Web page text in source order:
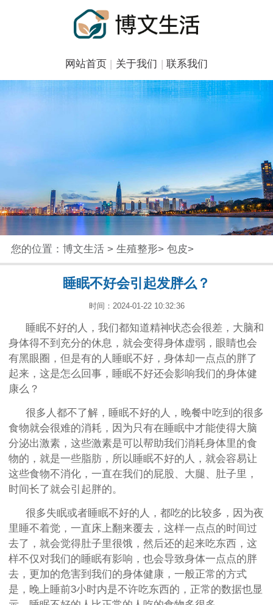
网站首页 关于我们 联系我们
您的位置： 博文生活> 生殖整形> 包皮>
睡眠不好会引起发胖么？
时间：2024-01-22 10:32:36
睡眠不好的人，我们都知道精神状态会很差，大脑和
身体得不到充分的休息，就会变得身体虚弱，眼睛也会
有黑眼圈，但是有的人睡眠不好，身体却一点点的胖了
起来，这是怎么回事，睡眠不好还会影响我们的身体健
康么？
很多人都不了解，睡眠不好的人，晚餐中吃到的很多
食物就会很难的消耗，因为只有在睡眠中才能使得大脑
分泌出激素，这些激素是可以帮助我们消耗身体里的食
物的，就是一些脂肪，所以睡眠不好的人，就会容易让
这些食物不消化，一直在我们的屁股、大腿、肚子里，
时间长了就会引起胖的。
很多失眠或者睡眠不好的人，都吃的比较多，因为夜
里睡不着觉，一直床上翻来覆去，这样一点点的时间过
去了，就会觉得肚子里很饿，然后还的起来吃东西，这
样不仅对我们的睡眠有影响，也会导致身体一点点的胖
去，更加的危害到我们的身体健康，一般正常的方式
是，晚上睡前3小时内是不许吃东西的，正常的数据也显